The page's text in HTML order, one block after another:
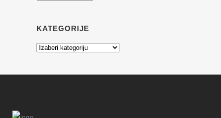
KATEGORIJE
Kategorije